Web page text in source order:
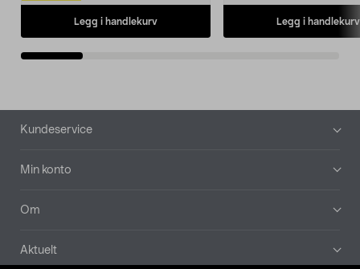
Legg i handlekurv Legg i handlekurv
Bunntekst
Kundeservice
Min konto
Om
Aktuelt